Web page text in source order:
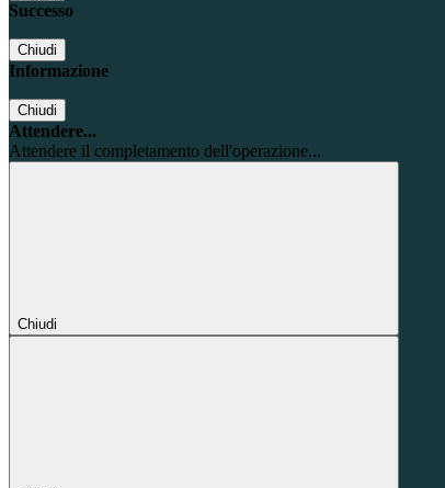
Successo
Chiudi
Informazione
Chiudi
Attendere...
Attendere il completamento dell'operazione...
Chiudi